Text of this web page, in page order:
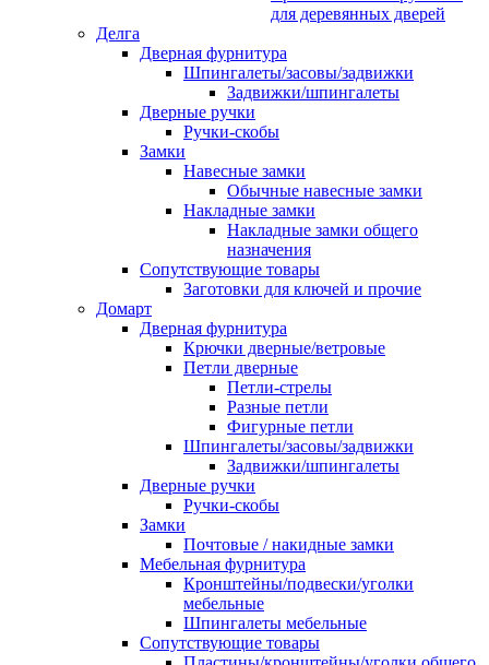
для деревянных дверей
Делга
Дверная фурнитура
Шпингалеты/засовы/задвижки
Задвижки/шпингалеты
Дверные ручки
Ручки-скобы
Замки
Навесные замки
Обычные навесные замки
Накладные замки
Накладные замки общего
назначения
Сопутствующие товары
Заготовки для ключей и прочие
Домарт
Дверная фурнитура
Крючки дверные/ветровые
Петли дверные
Петли-стрелы
Разные петли
Фигурные петли
Шпингалеты/засовы/задвижки
Задвижки/шпингалеты
Дверные ручки
Ручки-скобы
Замки
Почтовые / накидные замки
Мебельная фурнитура
Кронштейны/подвески/уголки
мебельные
Шпингалеты мебельные
Сопутствующие товары